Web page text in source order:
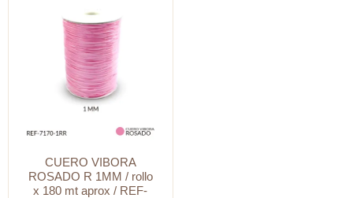
CUERO VIBORA
ROSADO R 1MM / rollo
x 180 mt aprox / REF-